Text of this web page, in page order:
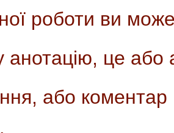
роботи ви
анотацію, це або
або